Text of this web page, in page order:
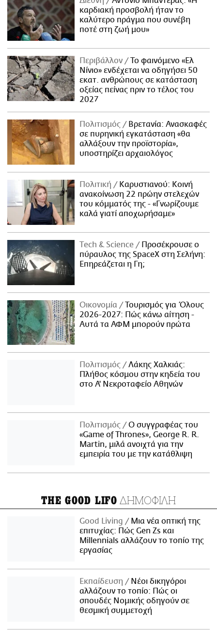
καρδιακή προσβολή ήταν το
καλύτερο πράγμα που συνέβη
ποτέ στη ζωή μου»
Περιβάλλον
Το φαινόμενο «Ελ
Νίνιο» ενδέχεται να οδηγήσει 50
εκατ. ανθρώπους σε κατάσταση
οξείας πείνας πριν το τέλος του
2027
Πολιτισμός
Βρετανία: Ανασκαφές
σε πυρηνική εγκατάσταση «θα
αλλάξουν την προϊστορία»,
υποστηρίζει αρχαιολόγος
Πολιτική
Καρυστιανού: Κοινή
ανακοίνωση 22 πρώην στελεχών
του κόμματός της - «Γνωρίζουμε
καλά γιατί αποχωρήσαμε»
Τech & Science
Προσέκρουσε ο
πύραυλος της SpaceX στη Σελήνη:
Επηρεάζεται η Γη;
Οικονομία
Τουρισμός για Όλους
2026-2027: Πώς κάνω αίτηση -
Αυτά τα ΑΦΜ μπορούν πρώτα
Πολιτισμός
Λάκης Χαλκιάς:
Πλήθος κόσμου στην κηδεία του
στο Α' Νεκροταφείο Αθηνών
Πολιτισμός
Ο συγγραφέας του
«Game of Thrones», George R. R.
Martin, μιλά ανοιχτά για την
εμπειρία του με την κατάθλιψη
THE GOOD LIFO ΔΗΜΟΦΙΛΗ
Good Living
Μια νέα οπτική της
επιτυχίας: Πώς Gen Zs και
Millennials αλλάζουν το τοπίο της
εργασίας
Εκπαίδευση
Νέοι δικηγόροι
αλλάζουν το τοπίο: Πώς οι
σπουδές Νομικής οδηγούν σε
θεσμική συμμετοχή